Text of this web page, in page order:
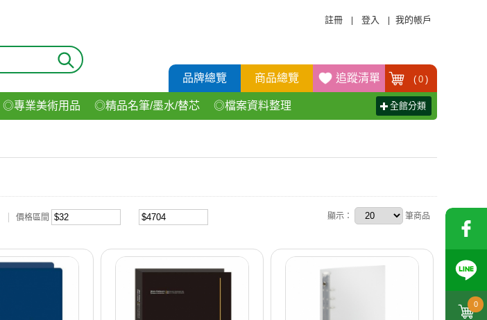
0
註冊 登入 我的帳戶
品牌總覽 商品總覽 追蹤清單 ( 0 )
◎專業美術用品 ◎精品名筆/墨水/替芯 ◎檔案資料整理 全館分類
價格區間 顯示： 筆商品